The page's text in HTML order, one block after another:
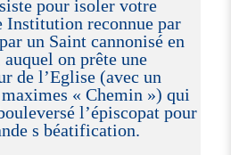
pour isoler votre
Institution reconnue par
un Saint cannonisé en
on prête une
de l’Eglise (avec un
« Chemin ») qui
l’épiscopat pour
s béatification.